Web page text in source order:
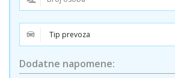
Dodatne napomene: